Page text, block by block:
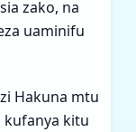
zako, na
uaminifu
Hakuna mtu
kufanya kitu